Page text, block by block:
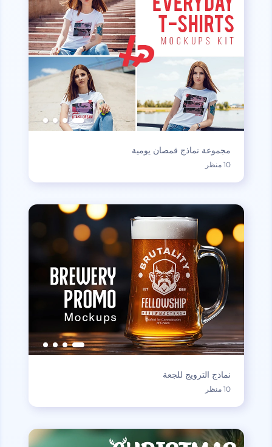
مجموعة نماذج قمصان يومية
10 منظر
نماذج الترويج للجعة
10 منظر